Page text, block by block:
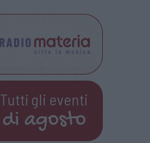
Tutti gli eventi
di agosto